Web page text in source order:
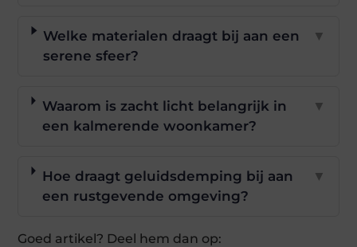
Welke materialen draagt bij aan een
serene sfeer?
▼
Waarom is zacht licht belangrijk in
een kalmerende woonkamer?
▼
Hoe draagt geluidsdemping bij aan
een rustgevende omgeving?
▼
Goed artikel? Deel hem dan op: